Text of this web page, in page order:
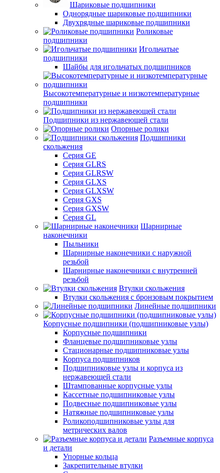
Шариковые подшипники
Однорядные шариковые подшипники
Двухрядные шариковые подшипники
Роликовые
подшипники
Игольчатые
подшипники
Шайбы для игольчатых подшипников
Высокотемпературные и низкотемпературные
подшипники
Подшипники из нержавеющей стали
Опорные ролики
Подшипники
скольжения
Серия GE
Серия GLRS
Серия GLRSW
Серия GLXS
Серия GLXSW
Серия GXS
Серия GXSW
Серия GL
Шарнирные
наконечники
Пыльники
Шарнирные наконечники с наружной
резьбой
Шарнирные наконечники с внутренней
резьбой
Втулки скольжения
Втулки скольжения с бронзовым покрытием
Линейные подшипники
Корпусные подшипники (подшипниковые узлы)
Корпусные подшипники
Фланцевые подшипниковые узлы
Стационарные подшипниковые узлы
Корпуса подшипников
Подшипниковые узлы и корпуса из
нержавеющей стали
Штампованные корпусные узлы
Кассетные подшипниковые узлы
Подвесные подшипниковые узлы
Натяжные подшипниковые узлы
Роликоподшипниковые узлы для
метрических валов
Разъемные корпуса
и детали
Упорные кольца
Закрепительные втулки